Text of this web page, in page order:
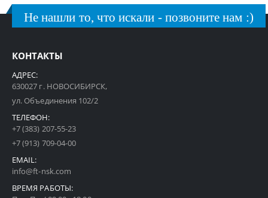
Не нашли то, что искали - позвоните нам :)
КОНТАКТЫ
АДРЕС:
630027 г. НОВОСИБИРСК,
ул. Объединения 102/2
ТЕЛЕФОН:
+7 (383) 207-55-23
+7 (913) 709-04-00
EMAIL:
info@ft-nsk.com
ВРЕМЯ РАБОТЫ: